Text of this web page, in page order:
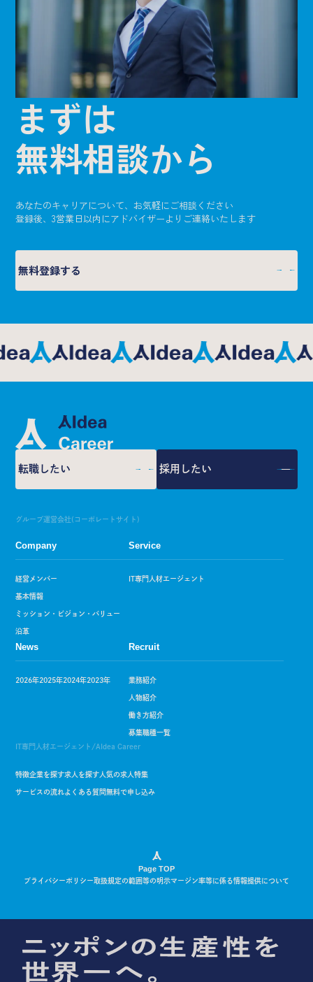
まずは
無料相談から
あなたのキャリアについて、お気軽にご相談ください
登録後、3営業日以内にアドバイザーよりご連絡いたします
無料登録する
転職したい 採用したい
グループ運営会社(コーポレートサイト)
Company
経営メンバー
基本情報
ミッション・ビジョン・バリュー
沿革
Service
IT専門人材エージェント
News
2026年2025年2024年2023年
Recruit
業務紹介
人物紹介
働き方紹介
募集職種一覧
IT専門人材エージェント/AIdea Career
特徴企業を探す求人を探す 人気の求人特集
サービスの流れ よくある質問無料で申し込み
プライバシーポリシー 取扱規定の範囲等の明示マージン率等に係る情報提供について
Page TOP